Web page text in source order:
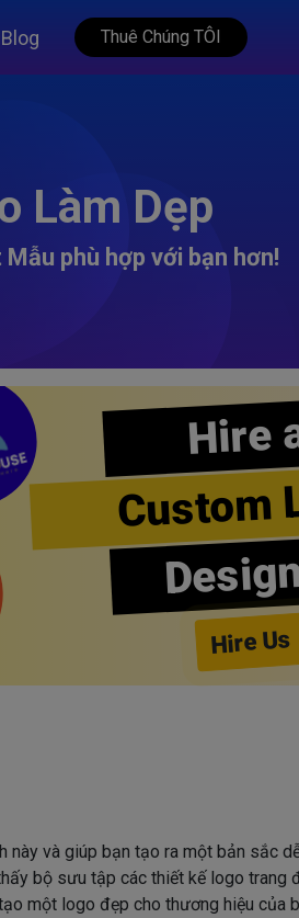
Blog Thuê Chúng TÔI
Làm Dẹp
phù hợp với bạn hơn!
Hire
Custom
Hire Us
và giúp bạn tạo ra một bản sắc
bộ sưu tập các thiết kế logo trang
một logo đẹp cho thương hiệu của